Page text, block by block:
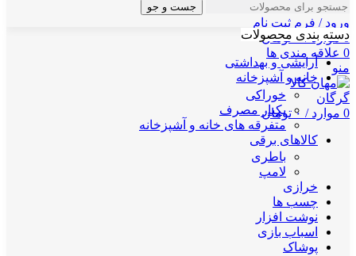
جست و جو
ورود / فرم ثبت نام
0 موارد / ۰ تومان
0 علاقه مندی ها
منو
0 موارد / ۰ تومان
دسته بندی محصولات
آرایشی و بهداشتی
خانه و آشپزخانه
خوراکی
یکبار مصرف
متفرقه های خانه و آشپزخانه
کالاهای برقی
باطری
لامپ
خرازی
چسب ها
نوشت افزار
اسباب بازی
پوشاک